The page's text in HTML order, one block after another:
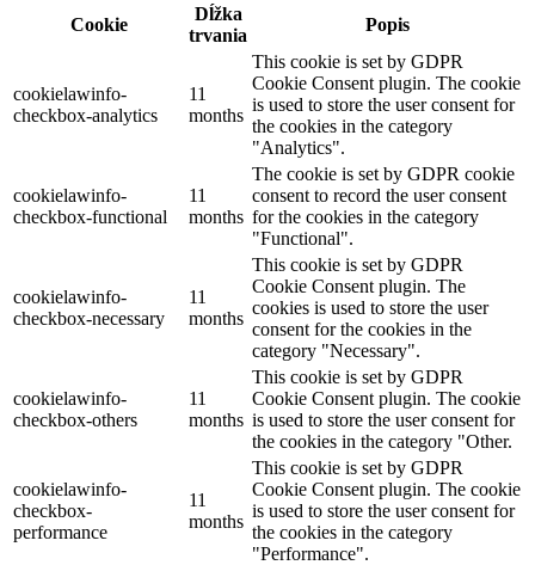
Cookie
Dĺžka
trvania
Popis
cookielawinfo-
checkbox-analytics
11
months
This cookie is set by GDPR
Cookie Consent plugin. The cookie
is used to store the user consent for
the cookies in the category
"Analytics".
cookielawinfo-
checkbox-functional
11
months
The cookie is set by GDPR cookie
consent to record the user consent
for the cookies in the category
"Functional".
cookielawinfo-
checkbox-necessary
11
months
This cookie is set by GDPR
Cookie Consent plugin. The
cookies is used to store the user
consent for the cookies in the
category "Necessary".
cookielawinfo-
checkbox-others
11
months
This cookie is set by GDPR
Cookie Consent plugin. The cookie
is used to store the user consent for
the cookies in the category "Other.
cookielawinfo-
checkbox-
performance
11
months
This cookie is set by GDPR
Cookie Consent plugin. The cookie
is used to store the user consent for
the cookies in the category
"Performance".